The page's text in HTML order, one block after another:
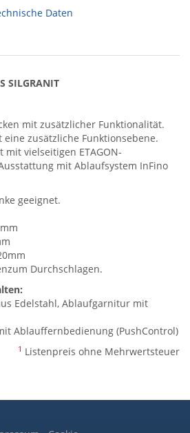
Daten
SILGRANIT
mit zusätzlicher Funktionalität.
zusätzliche Funktionsebene.
mit vielseitigen ETAGON-
mit Ablaufsystem InFino
geeignet.
Durchschlagen.
Edelstahl, Ablaufgarnitur mit
Ablauffernbedienung (PushControl)
1 Listenpreis ohne Mehrwertsteuer